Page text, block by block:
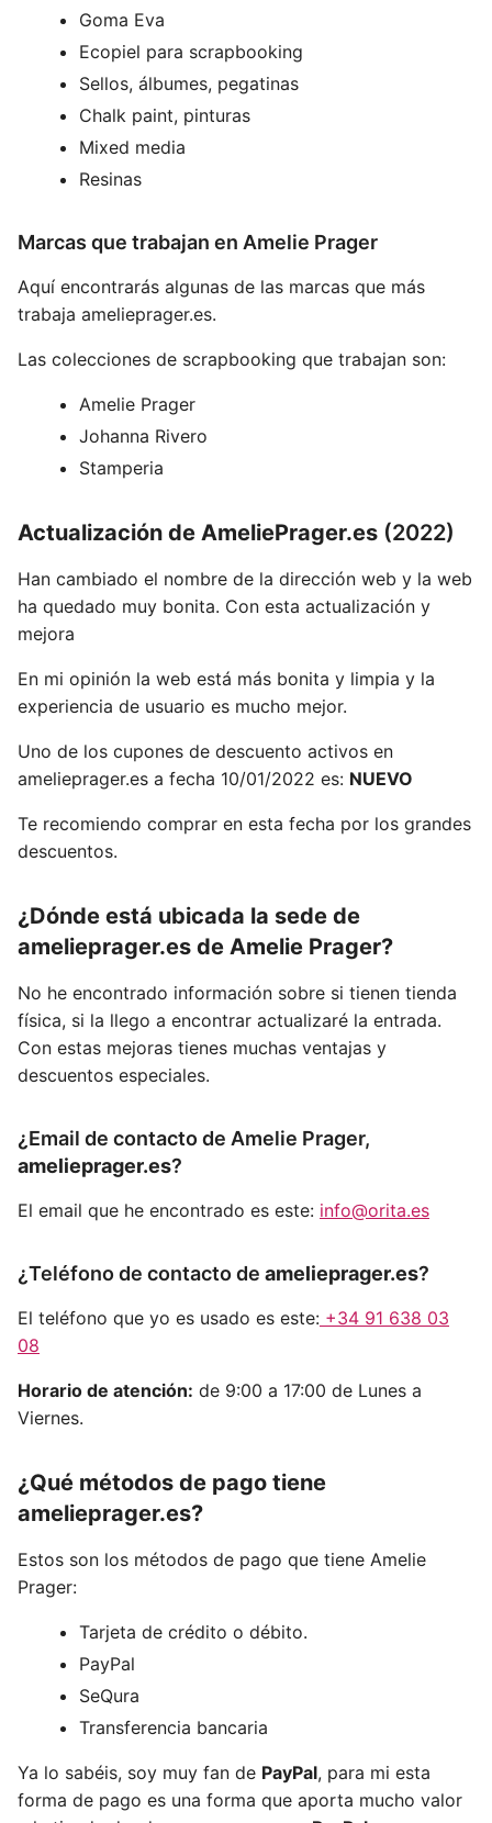
Goma Eva
Ecopiel para scrapbooking
Sellos, álbumes, pegatinas
Chalk paint, pinturas
Mixed media
Resinas
Marcas que trabajan en Amelie Prager
Aquí encontrarás algunas de las marcas que más
trabaja amelieprager.es.
Las colecciones de scrapbooking que trabajan son:
Amelie Prager
Johanna Rivero
Stamperia
Actualización de AmeliePrager.es (2022)
Han cambiado el nombre de la dirección web y la web
ha quedado muy bonita. Con esta actualización y
mejora
En mi opinión la web está más bonita y limpia y la
experiencia de usuario es mucho mejor.
Uno de los cupones de descuento activos en
amelieprager.es a fecha 10/01/2022 es: NUEVO
Te recomiendo comprar en esta fecha por los grandes
descuentos.
¿Dónde está ubicada la sede de
amelieprager.es de Amelie Prager?
No he encontrado información sobre si tienen tienda
física, si la llego a encontrar actualizaré la entrada.
Con estas mejoras tienes muchas ventajas y
descuentos especiales.
¿Email de contacto de Amelie Prager,
amelieprager.es?
El email que he encontrado es este: info@orita.es
¿Teléfono de contacto de amelieprager.es?
El teléfono que yo es usado es este: +34 91 638 03
08
Horario de atención: de 9:00 a 17:00 de Lunes a
Viernes.
¿Qué métodos de pago tiene
amelieprager.es?
Estos son los métodos de pago que tiene Amelie
Prager:
Tarjeta de crédito o débito.
PayPal
SeQura
Transferencia bancaria
Ya lo sabéis, soy muy fan de PayPal, para mi esta
forma de pago es una forma que aporta mucho valor